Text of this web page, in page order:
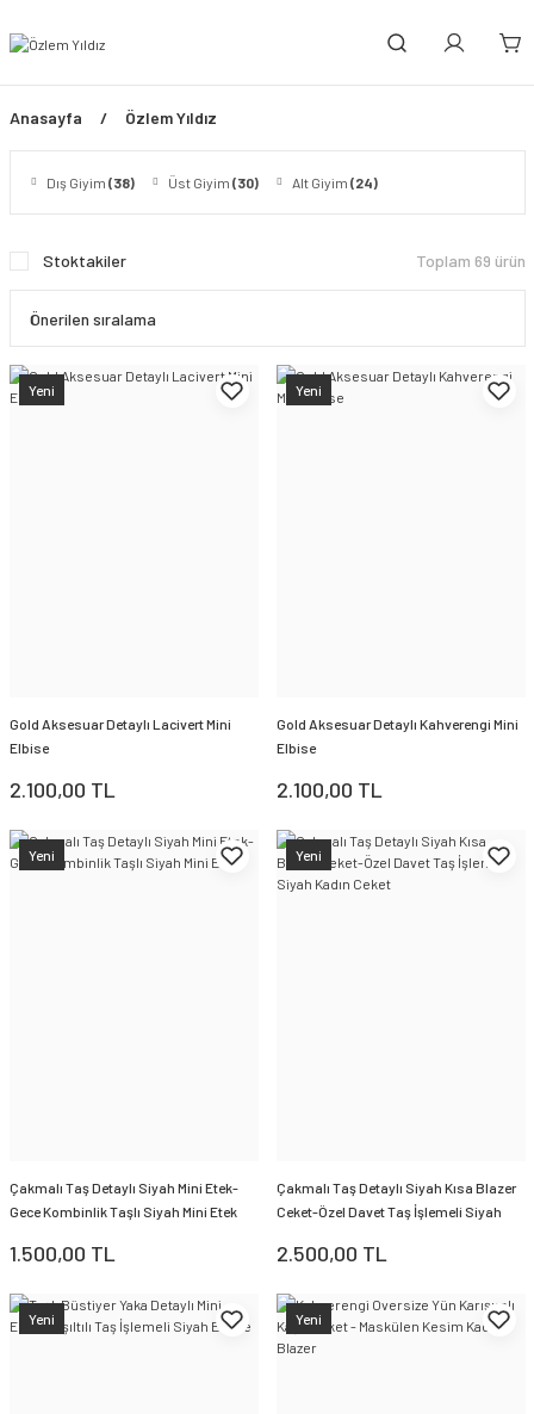
Anasayfa Özlem Yıldız
Dış Giyim (38) Üst Giyim (30) Alt Giyim (24)
Stoktakiler Toplam 69 ürün
Yeni
Gold Aksesuar Detaylı Lacivert Mini
Elbise
2.100,00 TL
Yeni
Gold Aksesuar Detaylı Kahverengi Mini
Elbise
2.100,00 TL
Yeni
Çakmalı Taş Detaylı Siyah Mini Etek-
Gece Kombinlik Taşlı Siyah Mini Etek
1.500,00 TL
Yeni
Çakmalı Taş Detaylı Siyah Kısa Blazer
Ceket-Özel Davet Taş İşlemeli Siyah
2.500,00 TL
Yeni Yeni